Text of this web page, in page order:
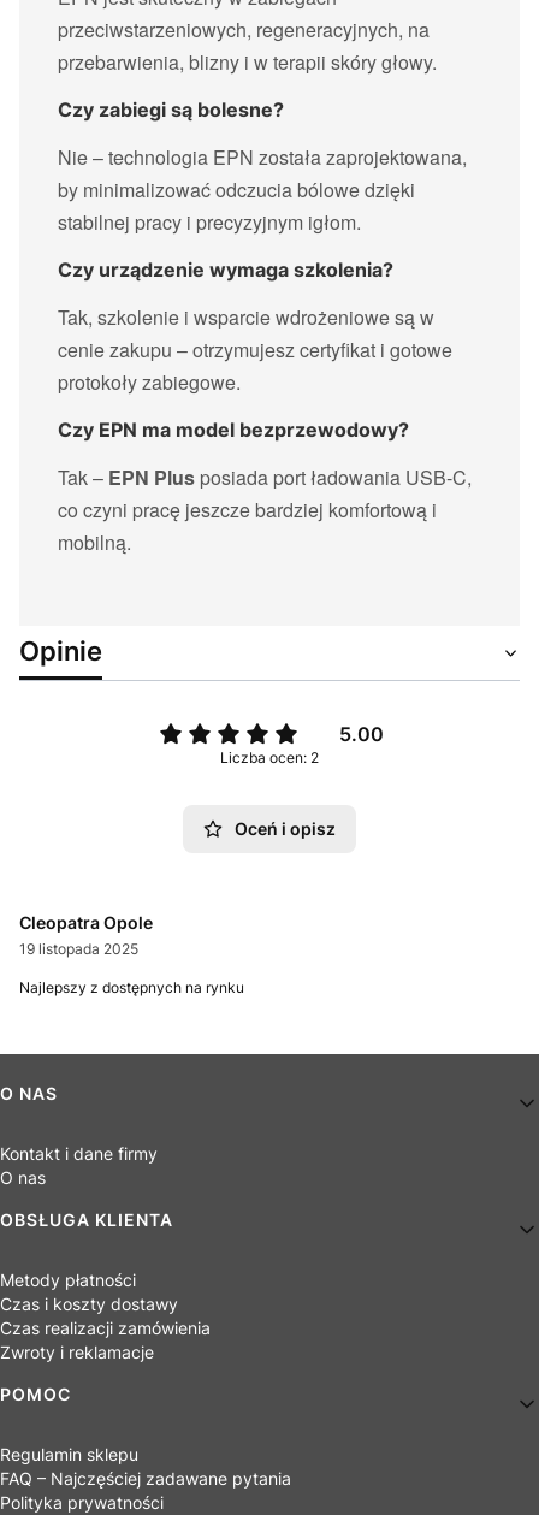
przeciwstarzeniowych, regeneracyjnych, na
przebarwienia, blizny i w terapii skóry głowy.
Czy zabiegi są bolesne?
Nie – technologia EPN została zaprojektowana,
by minimalizować odczucia bólowe dzięki
stabilnej pracy i precyzyjnym igłom.
Czy urządzenie wymaga szkolenia?
Tak, szkolenie i wsparcie wdrożeniowe są w
cenie zakupu – otrzymujesz certyfikat i gotowe
protokoły zabiegowe.
Czy EPN ma model bezprzewodowy?
Tak – EPN Plus posiada port ładowania USB-C,
co czyni pracę jeszcze bardziej komfortową i
mobilną.
Opinie
5.00
Liczba ocen: 2
Oceń i opisz
Cleopatra Opole
19 listopada 2025
Najlepszy z dostępnych na rynku
Linki w stopce
O NAS
Kontakt i dane firmy
O nas
OBSŁUGA KLIENTA
Metody płatności
Czas i koszty dostawy
Czas realizacji zamówienia
Zwroty i reklamacje
POMOC
Regulamin sklepu
FAQ – Najczęściej zadawane pytania
Polityka prywatności